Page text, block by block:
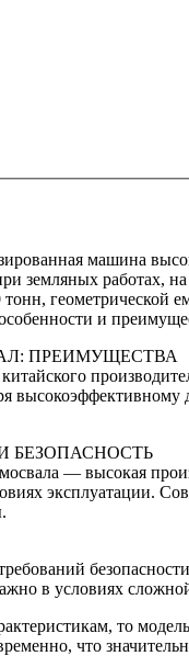
машина
земляных работах,
геометрической
и
ПРЕИМУЩЕСТВА
БЕЗОПАСНОСТЬ
— высокая
эксплуатации.
в условиях
то
что